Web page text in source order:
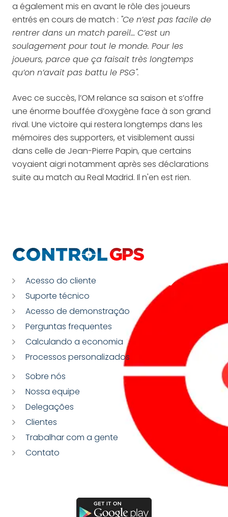
a également mis en avant le rôle des joueurs
entrés en cours de match : "Ce n’est pas facile de
rentrer dans un match pareil… C’est un
soulagement pour tout le monde. Pour les
joueurs, parce que ça faisait très longtemps
qu’on n’avait pas battu le PSG".
Avec ce succès, l’OM relance sa saison et s’offre
une énorme bouffée d’oxygène face à son grand
rival. Une victoire qui restera longtemps dans les
mémoires des supporters, et visiblement aussi
dans celle de Jean-Pierre Papin, que certains
voyaient aigri notamment après ses déclarations
suite au match au Real Madrid. Il n'en est rien.
Acesso do cliente
Suporte técnico
Acesso de demonstração
Perguntas frequentes
Calculando a economia
Processos personalizados
Sobre nós
Nossa equipe
Delegações
Clientes
Trabalhar com a gente
Contato